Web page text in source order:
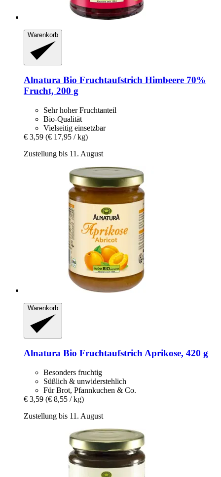
Warenkorb
Alnatura Bio Fruchtaufstrich Himbeere 70%
Frucht, 200 g
Sehr hoher Fruchtanteil
Bio-Qualität
Vielseitig einsetzbar
€ 3,59 (€ 17,95 / kg)
Zustellung bis 11. August
Warenkorb
Alnatura Bio Fruchtaufstrich Aprikose, 420 g
Besonders fruchtig
Süßlich & unwiderstehlich
Für Brot, Pfannkuchen & Co.
€ 3,59 (€ 8,55 / kg)
Zustellung bis 11. August